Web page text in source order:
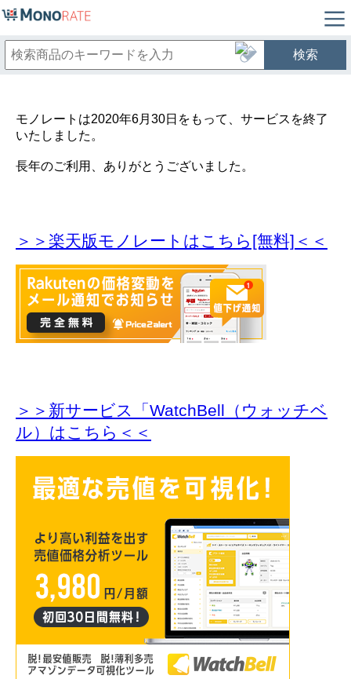
検索
モノレートは2020年6月30日をもって、サービスを終了
いたしました。
長年のご利用、ありがとうございました。
＞＞楽天版モノレートはこちら[無料]＜＜
＞＞新サービス「WatchBell（ウォッチベ
ル）はこちら＜＜